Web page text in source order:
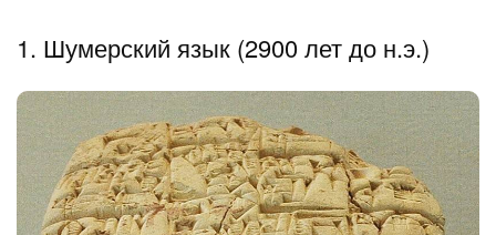
1. Шумерский язык (2900 лет до н.э.)